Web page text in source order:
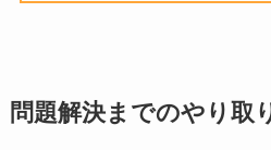
問題解決までのやり取